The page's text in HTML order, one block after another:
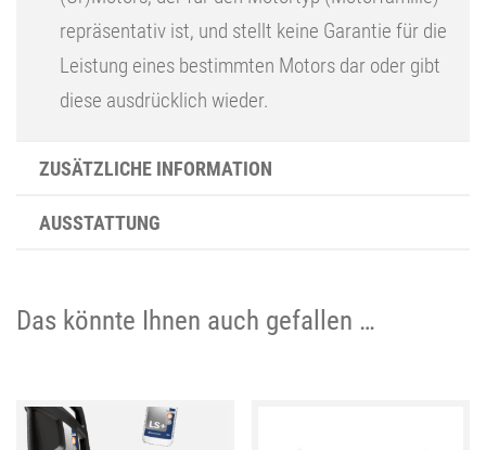
repräsentativ ist, und stellt keine Garantie für die
Leistung eines bestimmten Motors dar oder gibt
diese ausdrücklich wieder.
ZUSÄTZLICHE INFORMATION
AUSSTATTUNG
Das könnte Ihnen auch gefallen …